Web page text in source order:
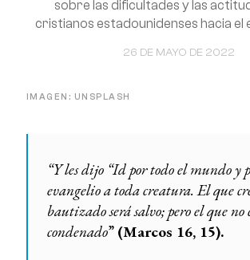
26 DE MAYO DE 2022
sobre las dificultades y las
cristianos estadounidenses hacia el
IMAGEN: UNSPLASH
“Y les dijo “Id por todo el mundo y
evangelio a toda creatura. El que
bautizado será salvo; pero el que no
condenado” (Marcos 16, 15).